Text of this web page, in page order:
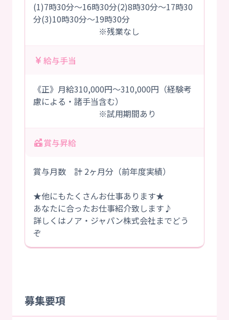
(1)7時30分～16時30分(2)8時30分～17時30
分(3)10時30分～19時30分
※残業なし
給与手当
《正》月給310,000円～310,000円（経験考
慮による・諸手当含む）
※試用期間あり
賞与昇給
賞与月数 計 2ヶ月分（前年度実績）
★他にもたくさんお仕事あります★
あなたに合ったお仕事紹介致します♪
詳しくはノア・ジャパン株式会社までどう
ぞ
募集要項